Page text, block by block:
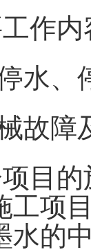
工作
水、
障
项目
工项
水的